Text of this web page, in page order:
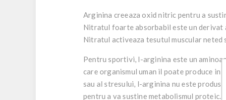
Arginina creeaza oxid nitric pentru a
Nitratul foarte absorbabil este un derivat
Nitratul activeaza tesutul muscular neted
Pentru sportivi, l-arginina este un
care organismul uman il poate produce
sau al stresului, l-arginina nu este
pentru a va sustine metabolismul proteic.